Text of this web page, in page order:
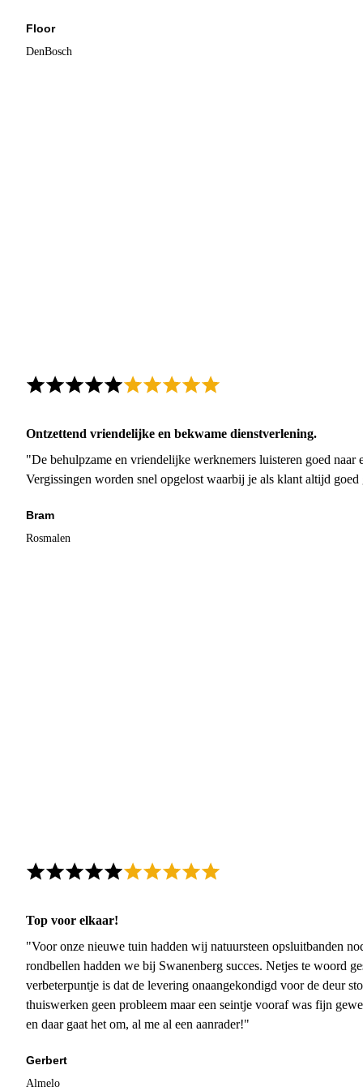
Floor
DenBosch
Ontzettend vriendelijke en bekwame dienstverlening.
"De behulpzame en vriendelijke werknemers luisteren goed naar
Vergissingen worden snel opgelost waarbij je als klant altijd
Bram
Rosmalen
Top voor elkaar!
"Voor onze nieuwe tuin hadden wij natuursteen opsluitbanden
rondbellen hadden we bij Swanenberg succes. Netjes te woord
verbeterpuntje is dat de levering onaangekondigd voor de deur
thuiswerken geen probleem maar een seintje vooraf was fijn
en daar gaat het om, al me al een aanrader!"
Gerbert
Almelo